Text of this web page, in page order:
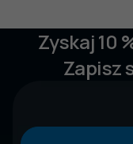
Zyskaj 10
Zapisz